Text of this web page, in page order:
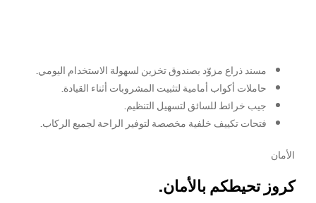
مسند ذراع مزوّد بصندوق تخزين لسهولة الاستخدام اليومي.
حاملات أكواب أمامية لتثبيت المشروبات أثناء القيادة.
جيب خرائط للسائق لتسهيل التنظيم.
فتحات تكييف خلفية مخصصة لتوفير الراحة لجميع الركاب.
الأمان
كروز تحيطكم بالأمان.